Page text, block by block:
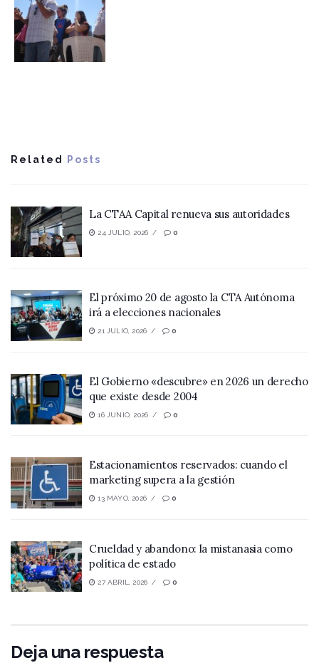
Related Posts
La CTAA Capital renueva sus autoridades
24 JULIO, 2026 0
El próximo 20 de agosto la CTA Autónoma
irá a elecciones nacionales
21 JULIO, 2026 0
El Gobierno «descubre» en 2026 un derecho
que existe desde 2004
16 JUNIO, 2026 0
Estacionamientos reservados: cuando el
marketing supera a la gestión
13 MAYO, 2026 0
Crueldad y abandono: la mistanasia como
política de estado
27 ABRIL, 2026 0
Deja una respuesta